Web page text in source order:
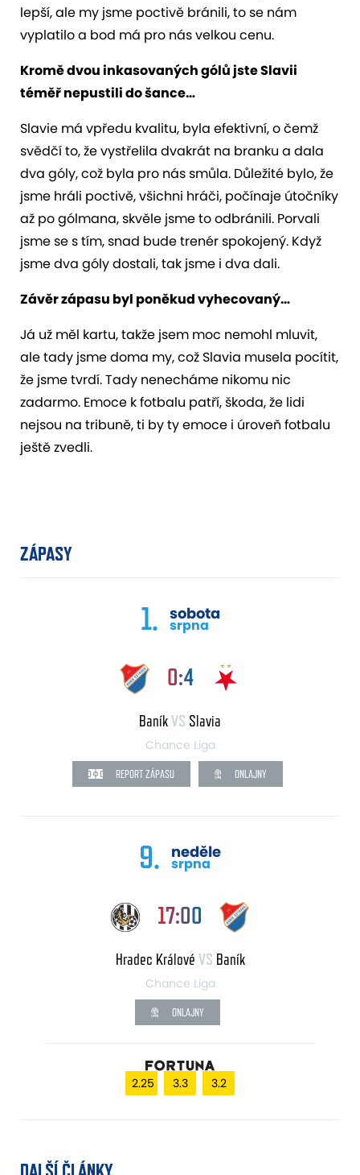
lepší, ale my jsme poctivě bránili, to se nám
vyplatilo a bod má pro nás velkou cenu.
Kromě dvou inkasovaných gólů jste Slavii
téměř nepustili do šance…
Slavie má vpředu kvalitu, byla efektivní, o čemž
svědčí to, že vystřelila dvakrát na branku a dala
dva góly, což byla pro nás smůla. Důležité bylo, že
jsme hráli poctivě, všichni hráči, počínaje útočníky
až po gólmana, skvěle jsme to odbránili. Porvali
jsme se s tím, snad bude trenér spokojený. Když
jsme dva góly dostali, tak jsme i dva dali.
Závěr zápasu byl poněkud vyhecovaný…
Já už měl kartu, takže jsem moc nemohl mluvit,
ale tady jsme doma my, což Slavia musela pocítit,
že jsme tvrdí. Tady nenecháme nikomu nic
zadarmo. Emoce k fotbalu patří, škoda, že lidi
nejsou na tribuně, ti by ty emoce i úroveň fotbalu
ještě zvedli.
ZÁPASY
1. sobota
srpna
0:4
BaníkVS Slavia
Chance Liga
REPORT ZÁPASU ONLAJNY
9. neděle
srpna
17:00
Hradec Králové VS Baník
Chance Liga
ONLAJNY
2.25 3.3 3.2